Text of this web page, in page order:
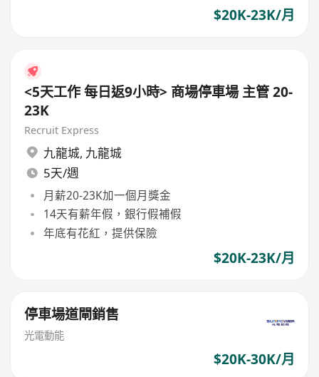
$20K-23K/月
<5天工作 每日返9小時> 商場停車場 主管 20-
23K
Recruit Express
九龍城, 九龍城
5天/週
月薪20-23K加一個月獎金
14天有薪年假，銀行假補假
年底有花紅，提供保險
$20K-23K/月
停車場道閘銷售
光電動能
$20K-30K/月